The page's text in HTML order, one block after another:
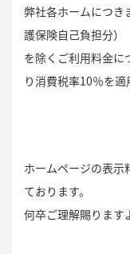
弊社各ホームにつき
護保険自己負担分）
を除くご利用料金に
り消費税率10％を適
ホームページの表示
ております。
何卒ご理解賜ります